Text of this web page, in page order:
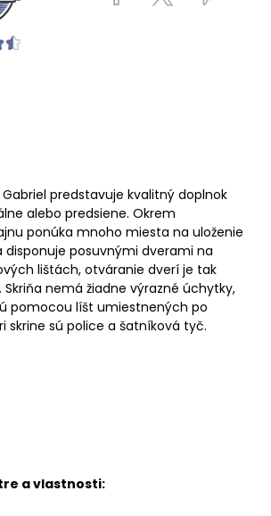
predstavuje kvalitný doplnok
alebo predsiene. Okrem
ponúka mnoho miesta na uloženie
disponuje posuvnými dverami na
lištách, otváranie dverí je tak
Skriňa nemá žiadne výrazné úchytky,
pomocou líšt umiestnených po
skrine sú police a šatníková tyč.
a vlastnosti: